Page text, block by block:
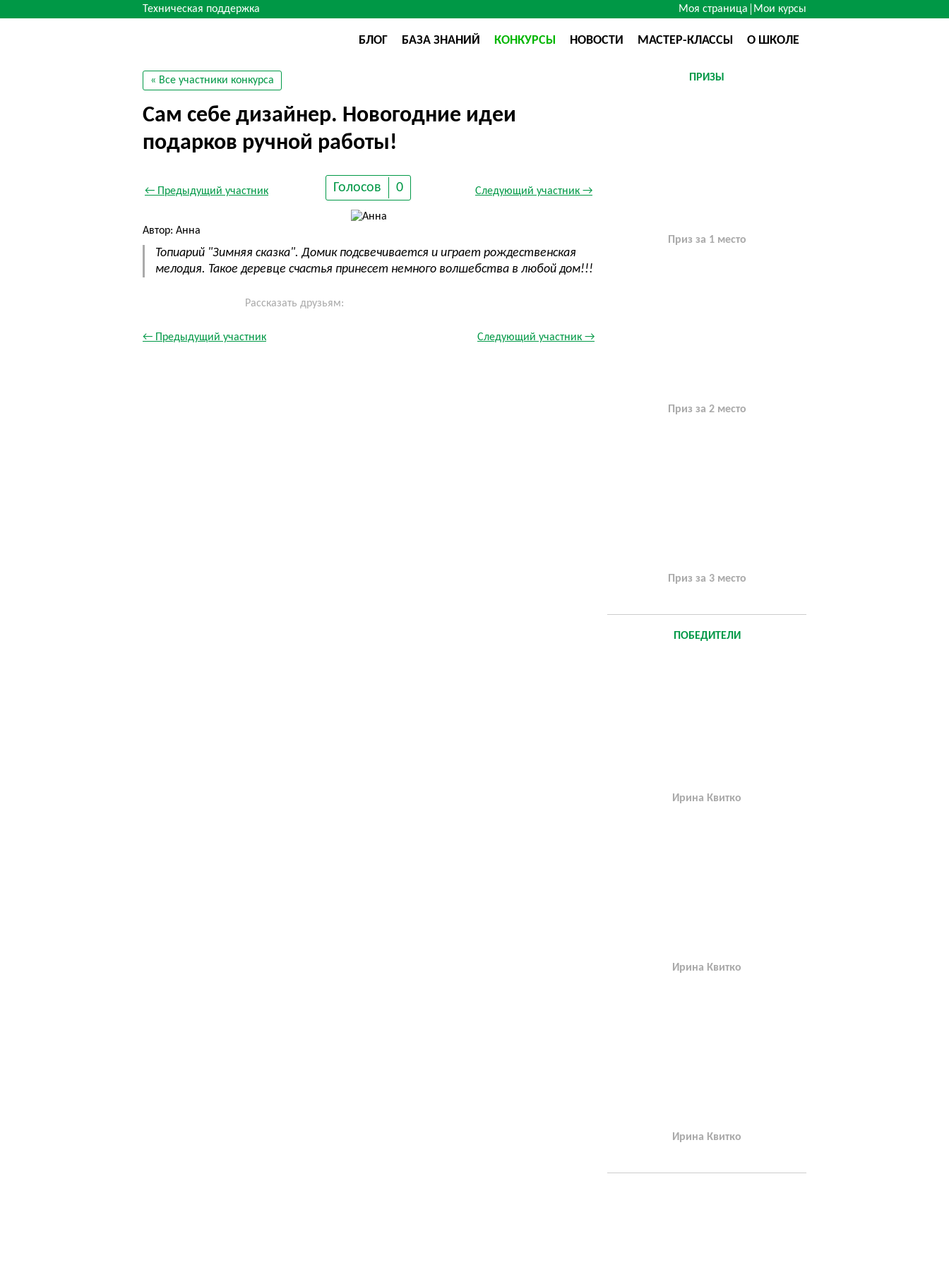
Техническая поддержка Моя страница Мои курсы
БЛОГ БАЗА ЗНАНИЙ КОНКУРСЫ НОВОСТИ МАСТЕР-КЛАССЫ О ШКОЛЕ
ПРИЗЫ
Приз за 1 место
Приз за 2 место
Приз за 3 место
ПОБЕДИТЕЛИ
Ирина Квитко
Ирина Квитко
Ирина Квитко
« Все участники конкурса
Сам себе дизайнер. Новогодние идеи
подарков ручной работы!
← Предыдущий участник Голосов 0 Следующий участник →
Автор: Анна
Топиарий "Зимняя сказка". Домик подсвечивается и играет рождественская
мелодия. Такое деревце счастья принесет немного волшебства в любой дом!!!
Рассказать друзьям:
← Предыдущий участник Следующий участник →